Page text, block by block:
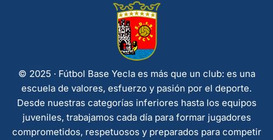
© 2025 · Fútbol Base Yecla es más que un club: es una
escuela de valores, esfuerzo y pasión por el deporte.
Desde nuestras categorías inferiores hasta los equipos
juveniles, trabajamos cada día para formar jugadores
comprometidos, respetuosos y preparados para competir